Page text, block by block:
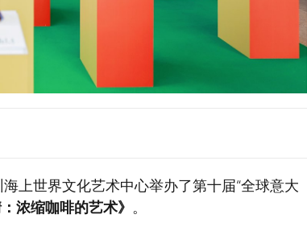
上世界文化艺术中心举办了第十届“全球意大
浓缩咖啡的艺术》 。